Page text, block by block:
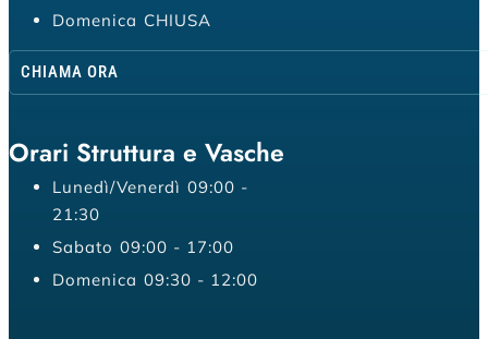
Domenica CHIUSA
CHIAMA ORA
Orari Struttura e Vasche
Lunedì/Venerdì 09:00 -
21:30
Sabato 09:00 - 17:00
Domenica 09:30 - 12:00